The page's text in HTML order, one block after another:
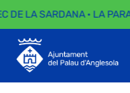
DE LA SARDANA · LA